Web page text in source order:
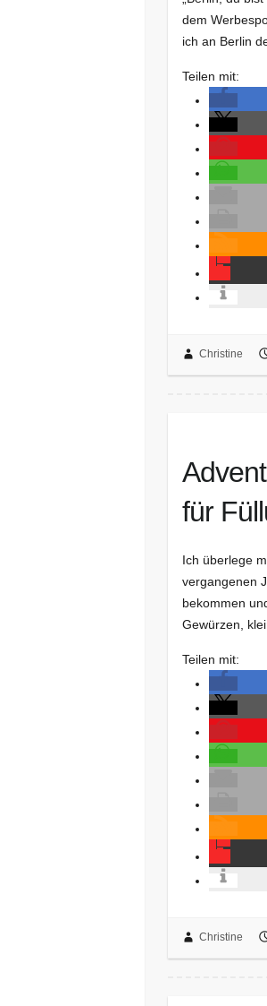
dem
ich an Berlin
Teilen mit:
Christine
für
Ich überlege
vergangenen
bekommen
Gewürzen,
Teilen mit:
Christine